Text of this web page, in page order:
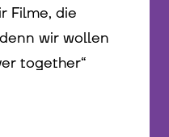
Filme, die
wir wollen
together“